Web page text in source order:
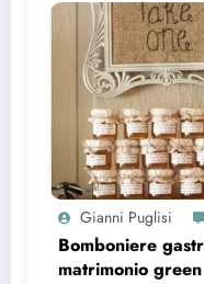
Gianni Puglisi
Bomboniere
matrimonio green